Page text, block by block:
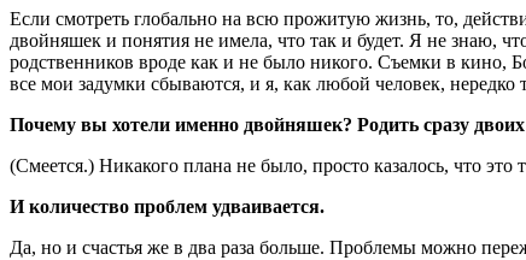
Если смотреть глобально на всю прожитую жизнь, то,
двойняшек и понятия не имела, что так и будет. Я не знаю,
родственников вроде как и не было никого. Съемки в кино,
все мои задумки сбываются, и я, как любой человек,
Почему вы хотели именно двойняшек? Родить сразу
(Смеется.) Никакого плана не было, просто казалось, что
И количество проблем удваивается.
Да, но и счастья же в два раза больше. Проблемы можно